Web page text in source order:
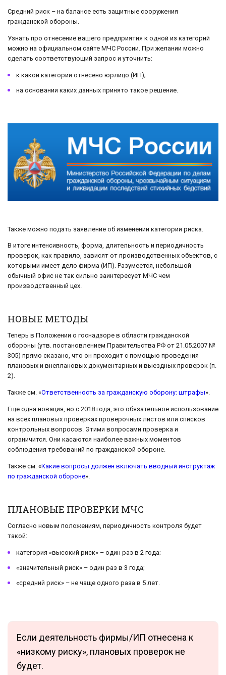
Средний риск – на балансе есть защитные сооружения
гражданской обороны.
Узнать про отнесение вашего предприятия к одной из категорий
можно на официальном сайте МЧС России. При желании можно
сделать соответствующий запрос и уточнить:
к какой категории отнесено юрлицо (ИП);
на основании каких данных принято такое решение.
Также можно подать заявление об изменении категории риска.
В итоге интенсивность, форма, длительность и периодичность
проверок, как правило, зависят от производственных объектов, с
которыми имеет дело фирма (ИП). Разумеется, небольшой
обычный офис не так сильно заинтересует МЧС чем
производственный цех.
НОВЫЕ МЕТОДЫ
Теперь в Положении о госнадзоре в области гражданской
обороны (утв. постановлением Правительства РФ от 21.05.2007 №
305) прямо сказано, что он проходит с помощью проведения
плановых и внеплановых документарных и выездных проверок (п.
2).
Также см. «Ответственность за гражданскую оборону: штрафы».
Еще одна новация, но с 2018 года, это обязательное использование
на всех плановых проверках проверочных листов или списков
контрольных вопросов. Этими вопросами проверка и
ограничится. Они касаются наиболее важных моментов
соблюдения требований по гражданской обороне.
Также см. «Какие вопросы должен включать вводный инструктаж
по гражданской обороне».
ПЛАНОВЫЕ ПРОВЕРКИ МЧС
Согласно новым положениям, периодичность контроля будет
такой:
категория «высокий риск» – один раз в 2 года;
«значительный риск» – один раз в 3 года;
«средний риск» – не чаще одного раза в 5 лет.
Если деятельность фирмы/ИП отнесена к
«низкому риску», плановых проверок не
будет.